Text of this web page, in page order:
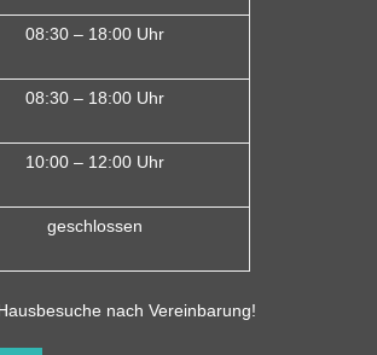
08:30 – 18:00 Uhr
08:30 – 18:00 Uhr
10:00 – 12:00 Uhr
geschlossen
nach Vereinbarung!